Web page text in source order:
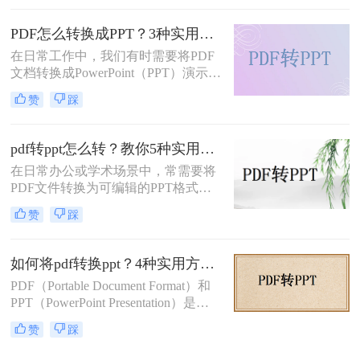
PDF怎么转换成PPT？3种实用方法详解！
在日常工作中，我们有时需要将PDF
文档转换成PowerPoint（PPT）演示文
稿以方便展示或编辑。那么PDF怎么
转换成PPT呢？本文将介绍几种实现
赞 踩
pdf转ppt怎么转？教你5种实用的方法！
在日常办公或学术场景中，常需要将
PDF文件转换为可编辑的PPT格式。
那么pdf转ppt怎么转呢？本文整理了5
种主流方法，从工具选择到操作细节
赞 踩
如何将pdf转换ppt？4种实用方法解析！
PDF（Portable Document Format）和
PPT（PowerPoint Presentation）是两
种常见的文件格式，分别用于文档存
储和演示文稿制作。在某些情况下，
赞 踩